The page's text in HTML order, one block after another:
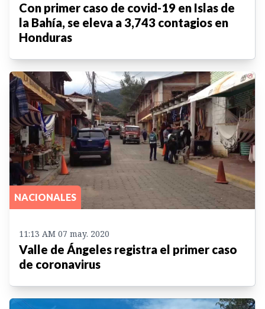
Con primer caso de covid-19 en Islas de
la Bahía, se eleva a 3,743 contagios en
Honduras
NACIONALES
11:13 AM 07 may. 2020
Valle de Ángeles registra el primer caso
de coronavirus